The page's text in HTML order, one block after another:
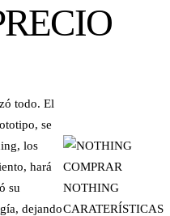
todo. El
se
los
hará
su
dejando